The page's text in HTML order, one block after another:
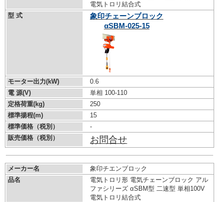
電気トロリ結合式
型 式
象印チェーンブロック
αSBM-025-15
モーター出力(kW)
0.6
電 源(V)
単相 100-110
定格荷重(kg)
250
標準揚程(m)
15
標準価格（税別）
-
販売価格（税別）
お問合せ
メーカー名
象印チエンブロック
品名
電気トロリ形 電気チェーンブロック アル
ファシリーズ αSBM型 二速型 単相100V
電気トロリ結合式